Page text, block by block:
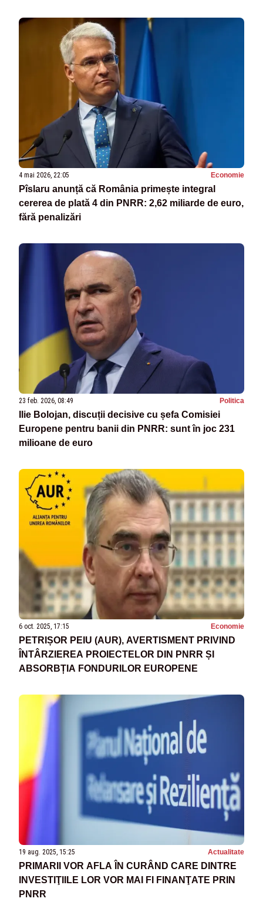
4 mai 2026, 22:05 Economie
Pîslaru anunță că România primește integral
cererea de plată 4 din PNRR: 2,62 miliarde de euro,
fără penalizări
23 feb. 2026, 08:49 Politica
Ilie Bolojan, discuții decisive cu șefa Comisiei
Europene pentru banii din PNRR: sunt în joc 231
milioane de euro
6 oct. 2025, 17:15 Economie
PETRIȘOR PEIU (AUR), AVERTISMENT PRIVIND
ÎNTÂRZIEREA PROIECTELOR DIN PNRR ȘI
ABSORBȚIA FONDURILOR EUROPENE
19 aug. 2025, 15:25 Actualitate
PRIMARII VOR AFLA ÎN CURÂND CARE DINTRE
INVESTIŢIILE LOR VOR MAI FI FINANŢATE PRIN
PNRR